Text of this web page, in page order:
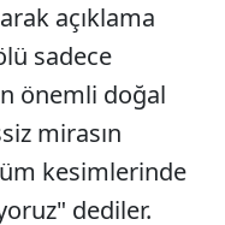
açıklama
sadece
önemli doğal
mirasın
kesimlerinde
dediler.